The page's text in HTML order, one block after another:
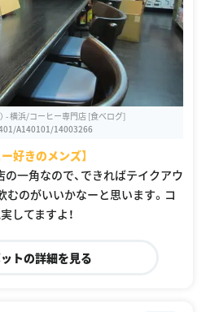
- 横浜/コーヒー専門店 [食べログ]
A140101/14003266
好きのメンズ】
の一角なので、できればテイクアウ
むのがいいかなーと思います。コ
してますよ！
トの詳細を見る